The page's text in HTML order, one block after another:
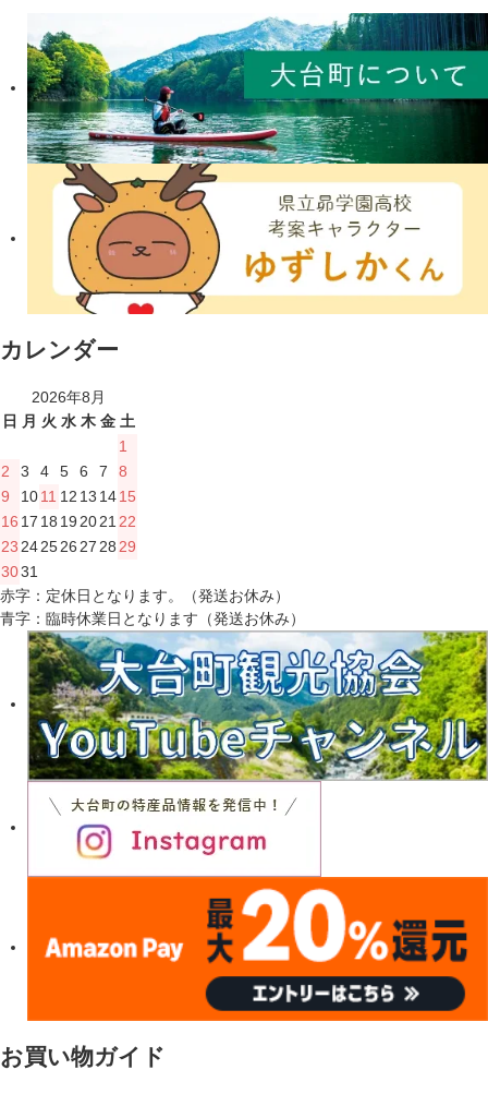
カレンダー
2026年8月
日
月 火 水 木 金 土
1
2
3 4 5 6 7
8
9
1011 12 13 1415
16 17 18 19 2021 22
23 242526 27 28 29
3031
赤字：定休日となります。（発送お休み）
青字：臨時休業日となります（発送お休み）
お買い物ガイド